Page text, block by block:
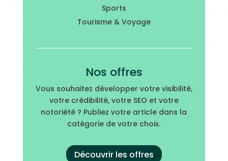
Sports
Tourisme & Voyage
Nos offres
Vous souhaitez développer votre visibilité,
votre crédibilité, votre SEO et votre
notoriété ? Publiez votre article dans la
catégorie de votre choix.
Découvrir les offres